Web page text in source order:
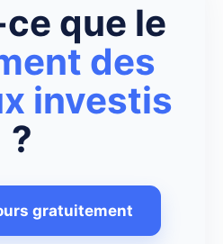
que le
des
investis
?
gratuitement